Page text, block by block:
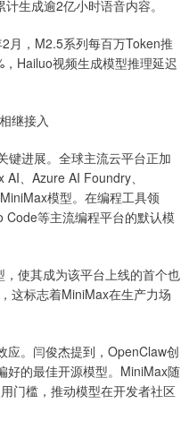
生成逾2亿小时语音内容。
月，M2.5系列每百万Token推
Hailuo视频生成模型推理延迟
继接入
键进展。全球主流云平台正加
、Azure AI Foundry、
模型。在编程工具领
等主流编程平台的默认模
使其成为该平台上线的首个也
这标志着MiniMax在生产力场
应。闫俊杰提到，OpenClaw创
好的最佳开源模型。MiniMax随
门槛，推动模型在开发者社区